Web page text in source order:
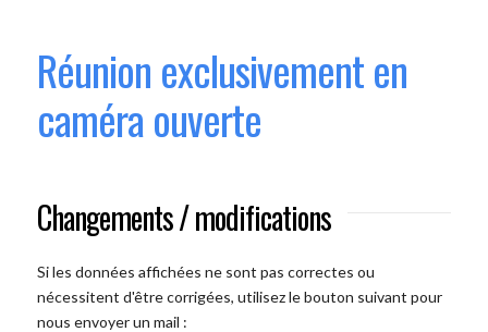
Réunion exclusivement en
caméra ouverte
Changements / modifications
Si les données affichées ne sont pas correctes ou
nécessitent d'être corrigées, utilisez le bouton suivant pour
nous envoyer un mail :